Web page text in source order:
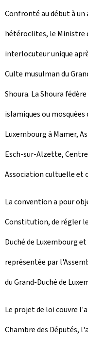
Confronté au début à un
hétéroclites, le Ministre
interlocuteur unique
Culte musulman du
Shoura. La Shoura
islamiques ou
Luxembourg à Mamer,
Esch-sur-Alzette,
Association cultuelle et
La convention a pour
Constitution, de régler
Duché de Luxembourg
représentée par
du Grand-Duché de
Le projet de loi couvre
Chambre des Députés,